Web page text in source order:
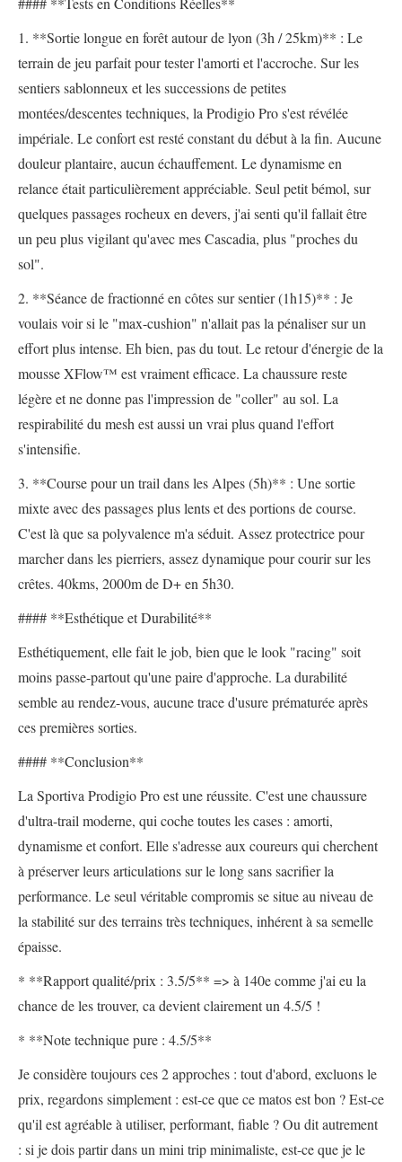
1. **Sortie longue en forêt autour de lyon (3h / 25km)** : Le
terrain de jeu parfait pour tester l'amorti et l'accroche. Sur les
sentiers sablonneux et les successions de petites
montées/descentes techniques, la Prodigio Pro s'est révélée
impériale. Le confort est resté constant du début à la fin. Aucune
douleur plantaire, aucun échauffement. Le dynamisme en
relance était particulièrement appréciable. Seul petit bémol, sur
quelques passages rocheux en devers, j'ai senti qu'il fallait être
un peu plus vigilant qu'avec mes Cascadia, plus "proches du
sol".
2. **Séance de fractionné en côtes sur sentier (1h15)** : Je
voulais voir si le "max-cushion" n'allait pas la pénaliser sur un
effort plus intense. Eh bien, pas du tout. Le retour d'énergie de la
mousse XFlow™ est vraiment efficace. La chaussure reste
légère et ne donne pas l'impression de "coller" au sol. La
respirabilité du mesh est aussi un vrai plus quand l'effort
s'intensifie.
3. **Course pour un trail dans les Alpes (5h)** : Une sortie
mixte avec des passages plus lents et des portions de course.
C'est là que sa polyvalence m'a séduit. Assez protectrice pour
marcher dans les pierriers, assez dynamique pour courir sur les
crêtes. 40kms, 2000m de D+ en 5h30.
#### **Esthétique et Durabilité**
Esthétiquement, elle fait le job, bien que le look "racing" soit
moins passe-partout qu'une paire d'approche. La durabilité
semble au rendez-vous, aucune trace d'usure prématurée après
ces premières sorties.
#### **Conclusion**
La Sportiva Prodigio Pro est une réussite. C'est une chaussure
d'ultra-trail moderne, qui coche toutes les cases : amorti,
dynamisme et confort. Elle s'adresse aux coureurs qui cherchent
à préserver leurs articulations sur le long sans sacrifier la
performance. Le seul véritable compromis se situe au niveau de
la stabilité sur des terrains très techniques, inhérent à sa semelle
épaisse.
* **Rapport qualité/prix : 3.5/5** => à 140e comme j'ai eu la
chance de les trouver, ca devient clairement un 4.5/5 !
* **Note technique pure : 4.5/5**
Je considère toujours ces 2 approches : tout d'abord, excluons le
prix, regardons simplement : est-ce que ce matos est bon ? Est-ce
qu'il est agréable à utiliser, performant, fiable ? Ou dit autrement
: si je dois partir dans un mini trip minimaliste, est-ce que je le